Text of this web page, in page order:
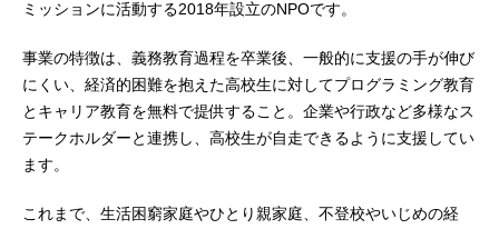
ミッションに活動する2018年設立のNPOです。
事業の特徴は、義務教育過程を卒業後、一般的に支援の手が伸び
にくい、経済的困難を抱えた高校生に対してプログラミング教育
とキャリア教育を無料で提供すること。企業や行政など多様なス
テークホルダーと連携し、高校生が自走できるように支援してい
ます。
これまで、生活困窮家庭やひとり親家庭、不登校やいじめの経